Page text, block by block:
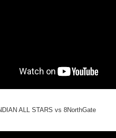
ALL STARS vs 8NorthGate